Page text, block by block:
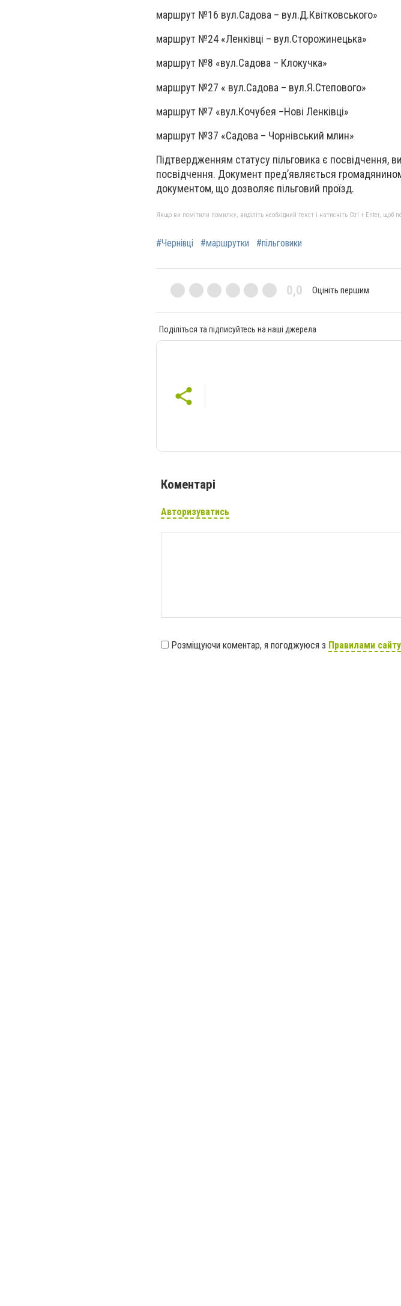
маршрут №16 вул.Садова – вул.Д.Квітковського»
маршрут №24 «Ленківці – вул.Сторожинецька»
маршрут №8 «вул.Садова – Клокучка»
маршрут №27 « вул.Садова – вул.Я.Степового»
маршрут №7 «вул.Кочубея –Нові Ленківці»
маршрут №37 «Садова – Чорнівський млин»
Підтвердженням статусу пільговика є посвідчення,
посвідчення. Документ пред’являється
документом, що дозволяє пільговий проїзд.
Якщо ви помітили помилку, виділіть необхідний текст і натисніть Ctrl + Enter, щоб
#Чернівці #маршрутки #пільговики
0,0 Оцініть першим
Поділіться та підписуйтесь на наші джерела
Коментарі
Авторизуватись
Розміщуючи коментар, я погоджуюся з Правилами сайту